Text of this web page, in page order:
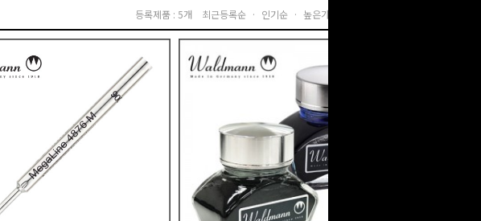
등록제품 : 5개 최근등록순 · 인기순 · 높은가격순 ·